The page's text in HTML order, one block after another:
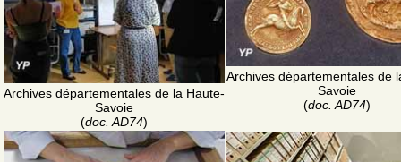
Archives départementales de la Haute-
Savoie
(doc. AD74)
Archives départementales de
Savoie
(doc. AD74)